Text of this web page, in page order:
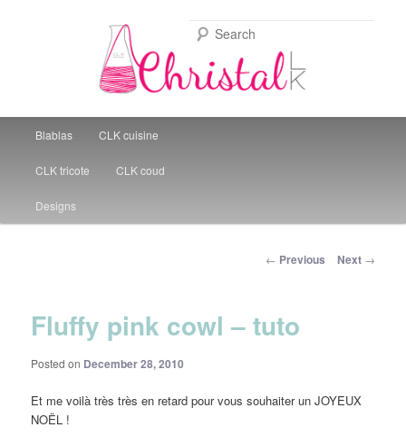
Christal Little Kitchen
Skip to primary content
Blablas CLK cuisine
CLK tricote CLK coud
Designs
Post navigation
← Previous Next →
Fluffy pink cowl – tuto
Posted on December 28, 2010
Et me voilà très très en retard pour vous souhaiter un JOYEUX
NOËL !